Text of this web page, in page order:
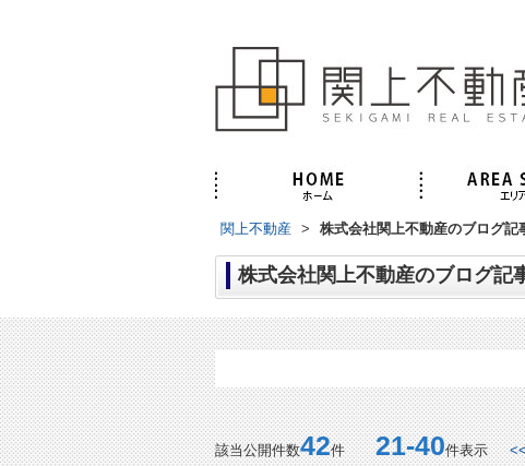
関上不動産 > 株式会社関上不動産のブログ記
株式会社関上不動産のブログ記
該当公開件数42件21-40件表示